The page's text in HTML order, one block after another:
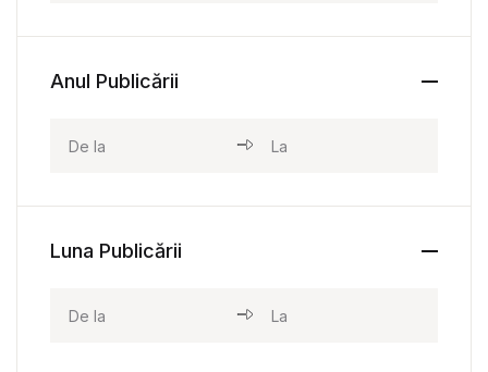
Anul Publicării
Luna Publicării